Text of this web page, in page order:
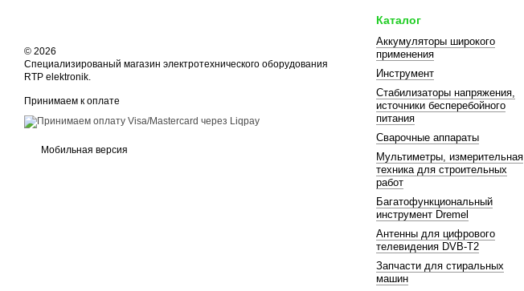
© 2026
Специализированый магазин электротехнического оборудования
RTP elektronik.
Принимаем к оплате
Мобильная версия
Каталог
Аккумуляторы широкого
применения
Инструмент
Стабилизаторы напряжения,
источники бесперебойного
питания
Сварочные аппараты
Мультиметры, измерительная
техника для строительных
работ
Багатофункциональный
инструмент Dremel
Антенны для цифрового
телевидения DVB-T2
Запчасти для стиральных
машин